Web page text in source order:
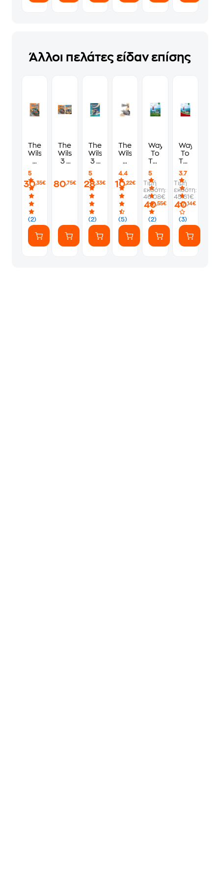
Άλλοι πελάτες είδαν επίσης
The
Wilsons
3
Book
5
(2)
30,35€
The
Wilsons
3 -
and
Workbook
80,75€
The
Wilsons
3 -
Greek
5
(2)
28,33€
The
Wilsons
3
4.4
(5)
10,22€
Way
To
The
B1+
Student's
Book
(+Writing
Booklet)
5
(2)
Τιμή
εκδότη:
46.08€
40,55€
Way
To
The
B1+
Workbook
&
Companion
3.7
(3)
Τιμή
εκδότη:
45.61€
40,14€